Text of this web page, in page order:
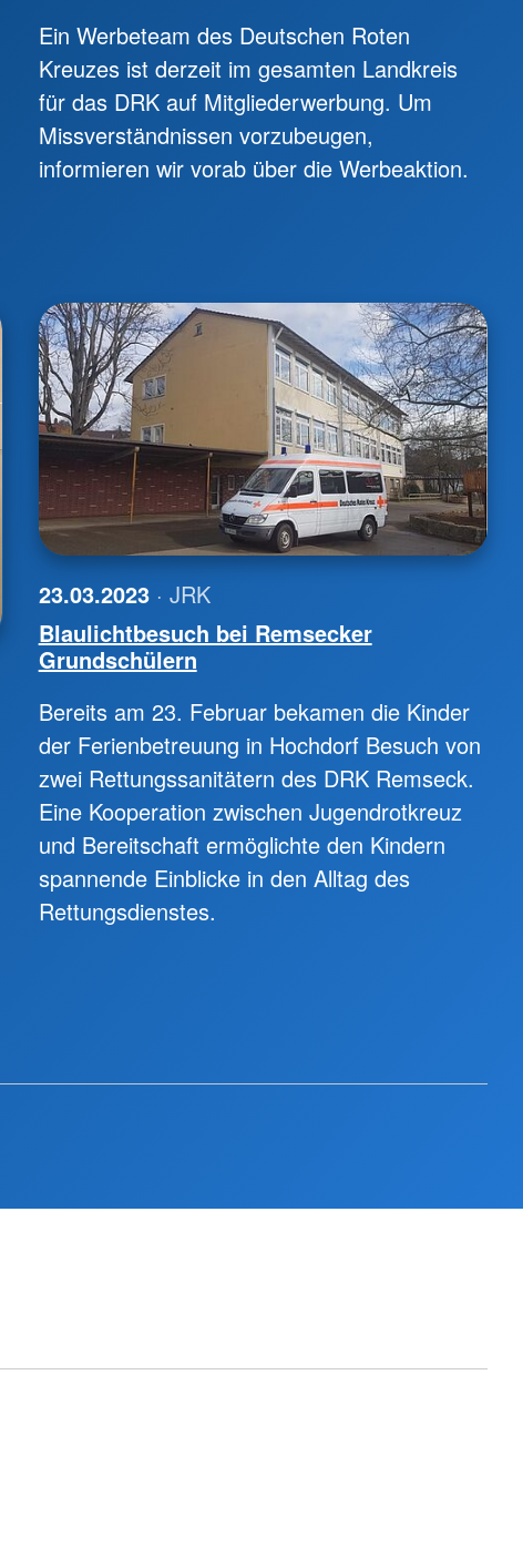
Ein Werbeteam des Deutschen Roten
Kreuzes ist derzeit im gesamten Landkreis
für das DRK auf Mitgliederwerbung. Um
Missverständnissen vorzubeugen,
informieren wir vorab über die Werbeaktion.
23.03.2023 · JRK
Blaulichtbesuch bei Remsecker
Grundschülern
Bereits am 23. Februar bekamen die Kinder
der Ferienbetreuung in Hochdorf Besuch von
zwei Rettungssanitätern des DRK Remseck.
Eine Kooperation zwischen Jugendrotkreuz
und Bereitschaft ermöglichte den Kindern
spannende Einblicke in den Alltag des
Rettungsdienstes.